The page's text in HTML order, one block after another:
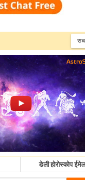
डेली होरोस्कोप